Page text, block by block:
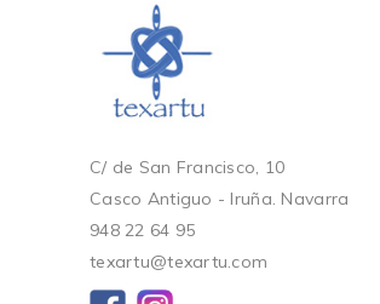
C/ de San Francisco, 10
Casco Antiguo - Iruña. Navarra
948 22 64 95
texartu@texartu.com